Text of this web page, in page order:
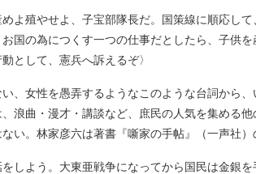
めよ殖やせよ、子宝部隊長だ。国策線に順応し
国の為につくす一つの仕事だとしたら、子供
として、憲兵へ訴えるぞ〉
、女性を愚弄するようなこのような台詞から
浪曲・漫才・講談など、庶民の人気を集める
い。林家彦六は著書『噺家の手帖』（一声社
をしよう。大東亜戦争になってから国民は金銀